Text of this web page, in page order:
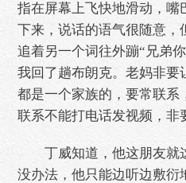
指在屏幕上飞快地滑动，嘴
下来，说话的语气很随意，
追着另一个词往外蹦“兄弟
我回了趟布朗克。老妈非要
都是一个家族的，要常联系
联系不能打电话发视频，非
丁威知道，他这朋友就这
没办法，他只能边听边敷衍